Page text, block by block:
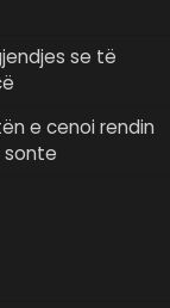
se të
e cenoi rendin
sonte